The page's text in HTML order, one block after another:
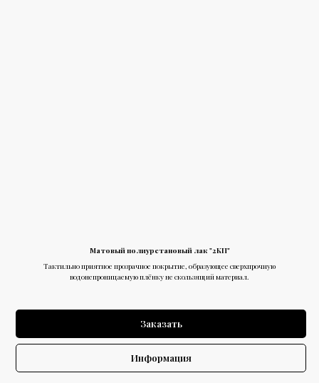
Матовый полиуретановый лак "2КП"
Тактильно приятное прозрачное покрытие, образующее сверхпрочную
водонепроницаемую плёнку не скользящий материал.
Заказать
Информация